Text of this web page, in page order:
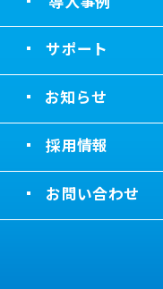
サポート
お知らせ
採用情報
お問い合わせ